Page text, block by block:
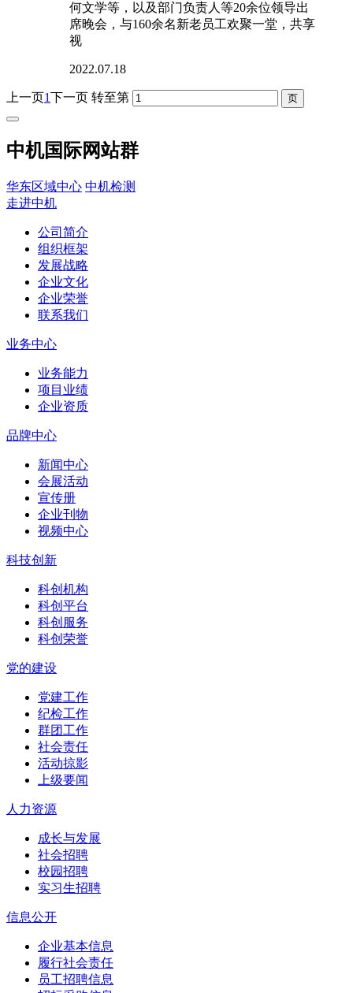
何文学等，以及部门负责人等20余位领导出
席晚会，与160余名新老员工欢聚一堂，共享
视
2022.07.18
上一页1下一页 转至第
中机国际网站群
华东区域中心 中机检测
走进中机
公司简介
组织框架
发展战略
企业文化
企业荣誉
联系我们
业务中心
业务能力
项目业绩
企业资质
品牌中心
新闻中心
会展活动
宣传册
企业刊物
视频中心
科技创新
科创机构
科创平台
科创服务
科创荣誉
党的建设
党建工作
纪检工作
群团工作
社会责任
活动掠影
上级要闻
人力资源
成长与发展
社会招聘
校园招聘
实习生招聘
信息公开
企业基本信息
履行社会责任
员工招聘信息